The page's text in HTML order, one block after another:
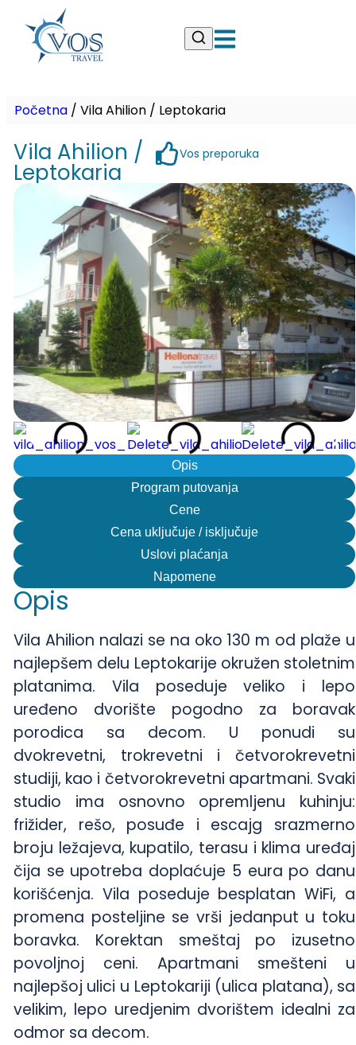
Početna / Vila Ahilion / Leptokaria
Vila Ahilion /
Leptokaria
Vos preporuka
Opis
Program putovanja
Cene
Cena uključuje / isključuje
Uslovi plaćanja
Napomene
Opis
Vila Ahilion nalazi se na oko 130 m od plaže u
najlepšem delu Leptokarije okružen stoletnim
platanima. Vila poseduje veliko i lepo
uređeno dvorište pogodno za boravak
porodica sa decom. U ponudi su
dvokrevetni, trokrevetni i četvorokrevetni
studiji, kao i četvorokrevetni apartmani. Svaki
studio ima osnovno opremljenu kuhinju:
frižider, rešo, posuđe i escajg srazmerno
broju ležajeva, kupatilo, terasu i klima uređaj
čija se upotreba doplaćuje 5 eura po danu
korišćenja. Vila poseduje besplatan WiFi, a
promena posteljine se vrši jedanput u toku
boravka. Korektan smeštaj po izusetno
povoljnoj ceni. Apartmani smešteni u
najlepšoj ulici u Leptokariji (ulica platana), sa
velikim, lepo uredjenim dvorištem idealni za
odmor sa decom.